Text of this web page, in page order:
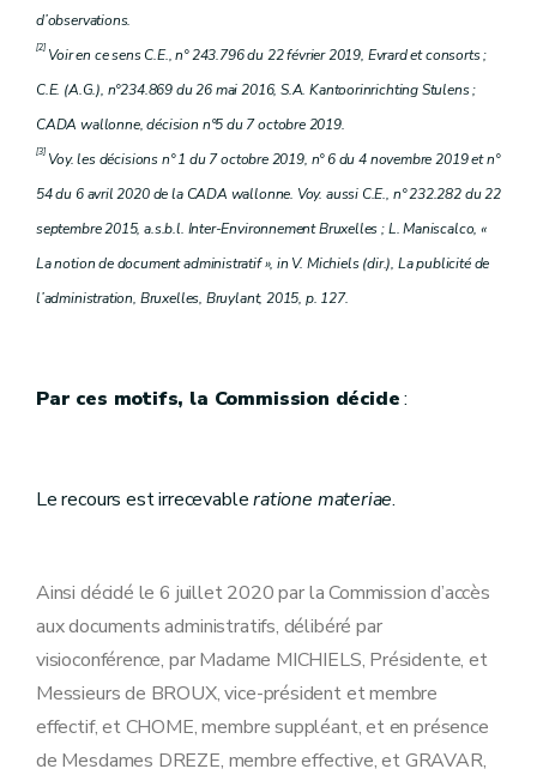
d’observations.
[2]Voir en ce sens C.E., n° 243.796 du 22 février 2019, Evrard et consorts ;
C.E. (A.G.), n°234.869 du 26 mai 2016, S.A. Kantoorinrichting Stulens ;
CADA wallonne, décision n°5 du 7 octobre 2019.
[3]Voy. les décisions n° 1 du 7 octobre 2019, n° 6 du 4 novembre 2019 et n°
54 du 6 avril 2020 de la CADA wallonne. Voy. aussi C.E., n° 232.282 du 22
septembre 2015, a.s.b.l. Inter-Environnement Bruxelles ; L. Maniscalco, «
La notion de document administratif », in V. Michiels (dir.), La publicité de
l’administration, Bruxelles, Bruylant, 2015, p. 127.
Par ces motifs, la Commission décide:
Le recours est irrecevableratione materiae.
Ainsi décidé le 6 juillet 2020 par la Commission d’accès
aux documents administratifs, délibéré par
visioconférence, par Madame MICHIELS, Présidente, et
Messieurs de BROUX, vice-président et membre
effectif, et CHOME, membre suppléant, et en présence
de Mesdames DREZE, membre effective, et GRAVAR,